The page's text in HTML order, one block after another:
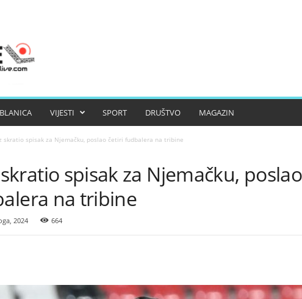
VIJESTI SPORT DRUŠTVO MAGAZIN
skratio spisak za Njemačku, poslao četiri fudbalera na tribine
spisak za Njemačku, poslao
na tribine
2024 664